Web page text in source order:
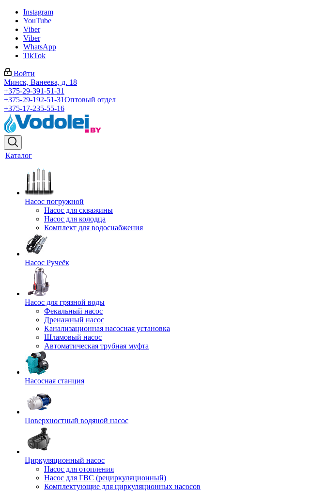
Instagram
YouTube
Viber
Viber
WhatsApp
TikTok
Войти
Минск, Ванеева, д. 18
+375-29-391-51-31
+375-29-192-51-31Оптовый отдел
+375-17-235-55-16
Каталог
Насос погружной
Насос для скважины
Насос для колодца
Комплект для водоснабжения
Насос Ручеёк
Насос для грязной воды
Фекальный насос
Дренажный насос
Канализационная насосная установка
Шламовый насос
Автоматическая трубная муфта
Насосная станция
Поверхностный водяной насос
Циркуляционный насос
Насос для отопления
Насос для ГВС (рециркуляционный)
Комплектующие для циркуляционных насосов